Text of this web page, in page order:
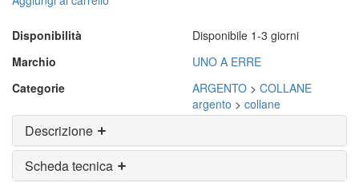
Disponibilità
Disponibile 1-3 giorni
Marchio
UNO A ERRE
Categorie
ARGENTO > COLLANE
argento > collane
Descrizione
Scheda tecnica